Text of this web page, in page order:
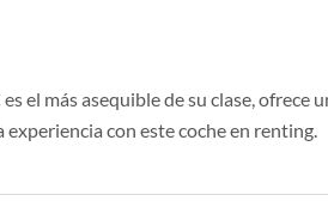
el más asequible de su clase,
con este coche en renting.